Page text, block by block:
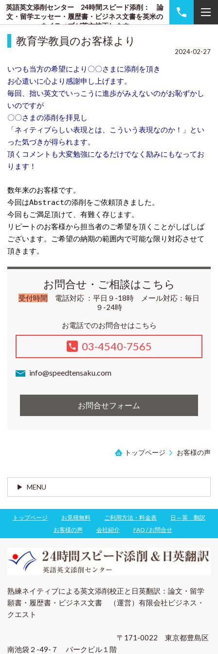
英語英文添削センター 24時間スピード添削： 論
文・留学エッセー・履歴書・ビジネス文書を英米の
ネイティブが英文校正します
教育学教員のお客様より
2024-02-27
いつも当方の希望により〇〇さまに添削を頂き
お心遣いに心より感謝申し上げます。
毎回、拙い英文でいっこうに進歩がみえないのがお恥ずかし
いのですが
〇〇さまの添削を拝見し
「ネィティブらしい表現とは、こういう表現なのか！」とい
った気づきが得られます。
頂くコメントも大変勉強になるだけでなく励みにもなってお
ります！
数年来のお客様です。
今回はAbstractの添削をご依頼頂きました。
今回もご満足頂けて、有難く存じます。
リピートのお客様から担当者のご希望を頂くことがしばしば
ございます。ご希望の納期の範囲内で可能な限り対応させて
頂きます。
お問合せ・ご相談はこちら
受付時間 電話対応 ：平日９-18時 メール対応：毎日
９-24時
お電話でのお問合せはこちら
03-4540-7565
info@speedtensaku.com
お問合せフォーム
トップページ お客様の声
MENU
トップページ お見積無料 ご利用方法・料金表
日⇔英 翻訳
お客様の声
会社紹介 FAQ / お問合せ
熟練ネイティブによる英文添削校正と日英翻訳：論文・留学
願書・履歴書・ビジネス文書 （運営）有限会社ビジネス・
クエスト
〒171-0022 東京都豊島区
南池袋２-49-７ パークビル１階